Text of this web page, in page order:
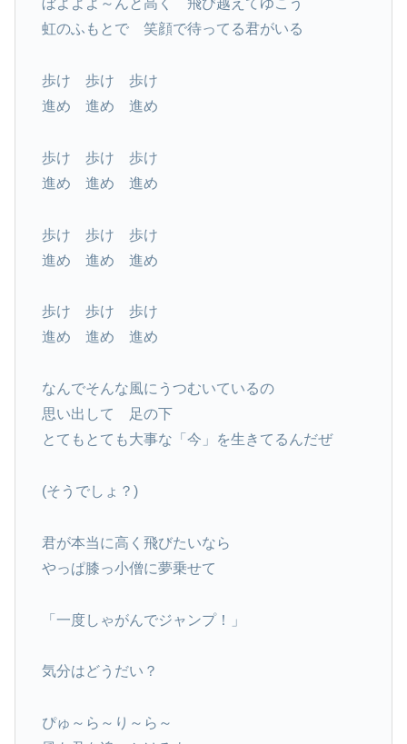
ぼよよよ～んと高く 飛び越えてゆこう
虹のふもとで 笑顔で待ってる君がいる
歩け 歩け 歩け
進め 進め 進め
歩け 歩け 歩け
進め 進め 進め
歩け 歩け 歩け
進め 進め 進め
歩け 歩け 歩け
進め 進め 進め
なんでそんな風にうつむいているの
思い出して 足の下
とてもとても大事な「今」を生きてるんだぜ
(そうでしょ？)
君が本当に高く飛びたいなら
やっぱ膝っ小僧に夢乗せて
「一度しゃがんでジャンプ！」
気分はどうだい？
ぴゅ～ら～り～ら～